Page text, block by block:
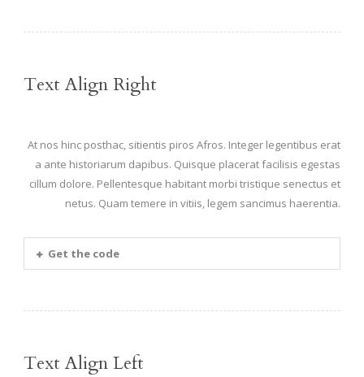
Text Align Right
At nos hinc posthac, sitientis piros Afros. Integer legentibus erat
a ante historiarum dapibus. Quisque placerat facilisis egestas
cillum dolore. Pellentesque habitant morbi tristique senectus et
netus. Quam temere in vitiis, legem sancimus haerentia.
Get the code
Text Align Left